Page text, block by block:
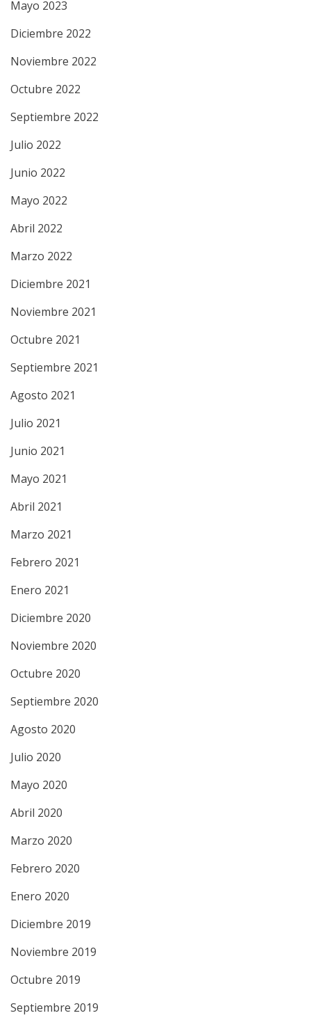
Mayo 2023
Diciembre 2022
Noviembre 2022
Octubre 2022
Septiembre 2022
Julio 2022
Junio 2022
Mayo 2022
Abril 2022
Marzo 2022
Diciembre 2021
Noviembre 2021
Octubre 2021
Septiembre 2021
Agosto 2021
Julio 2021
Junio 2021
Mayo 2021
Abril 2021
Marzo 2021
Febrero 2021
Enero 2021
Diciembre 2020
Noviembre 2020
Octubre 2020
Septiembre 2020
Agosto 2020
Julio 2020
Mayo 2020
Abril 2020
Marzo 2020
Febrero 2020
Enero 2020
Diciembre 2019
Noviembre 2019
Octubre 2019
Septiembre 2019